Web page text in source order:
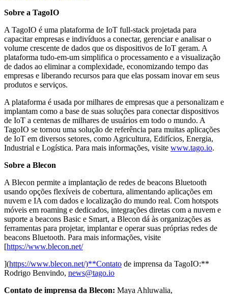
Sobre a TagoIO
A TagoIO é uma plataforma de IoT full-stack projetada para
capacitar empresas e indivíduos a conectar, gerenciar e analisar o
volume crescente de dados que os dispositivos de IoT geram. A
plataforma tudo-em-um simplifica o processamento e a visualização
de dados ao eliminar a complexidade, economizando tempo das
empresas e liberando recursos para que elas possam inovar em seus
produtos e serviços.
A plataforma é usada por milhares de empresas que a personalizam e
implantam como a base de suas soluções para conectar dispositivos
de IoT a centenas de milhares de usuários em todo o mundo. A
TagoIO se tornou uma solução de referência para muitas aplicações
de IoT em diversos setores, como Agricultura, Edifícios, Energia,
Industrial e Logística. Para mais informações, visite www.tago.io.
Sobre a Blecon
A Blecon permite a implantação de redes de beacons Bluetooth
usando opções flexíveis de cobertura, alimentando aplicações em
nuvem e IA com dados e localização do mundo real. Com hotspots
móveis em roaming e dedicados, integrações diretas com a nuvem e
suporte a beacons Basic e Smart, a Blecon dá às organizações as
ferramentas para projetar, implantar e operar suas próprias redes de
beacons Bluetooth. Para mais informações, visite
[https://www.blecon.net/
](https://www.blecon.net/)**Contato de imprensa da TagoIO:**
Rodrigo Benvindo, news@tago.io
Contato de imprensa da Blecon: Maya Ahluwalia,